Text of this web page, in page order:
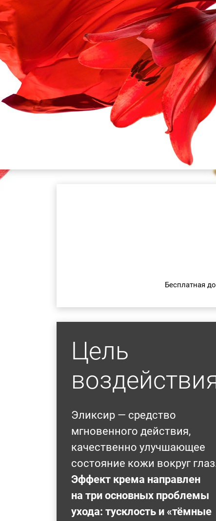
Бесплатная
Цель
Эликсир — средство
мгновенного действия,
качественно улучшающее
состояние кожи вокруг
Эффект крема направлен
на три основных проблемы
ухода: тусклость и «тёмные